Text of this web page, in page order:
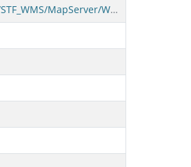
https://servicescarto.mrnf.gouv.qc.ca/pes/services/Forets/STF_WMS/MapServer/WMSServer?